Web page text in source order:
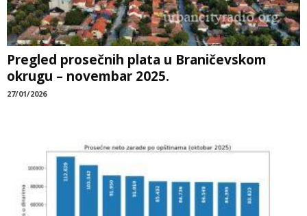
Pregled prosečnih plata u Braničevskom
okrugu – novembar 2025.
27/01/2026